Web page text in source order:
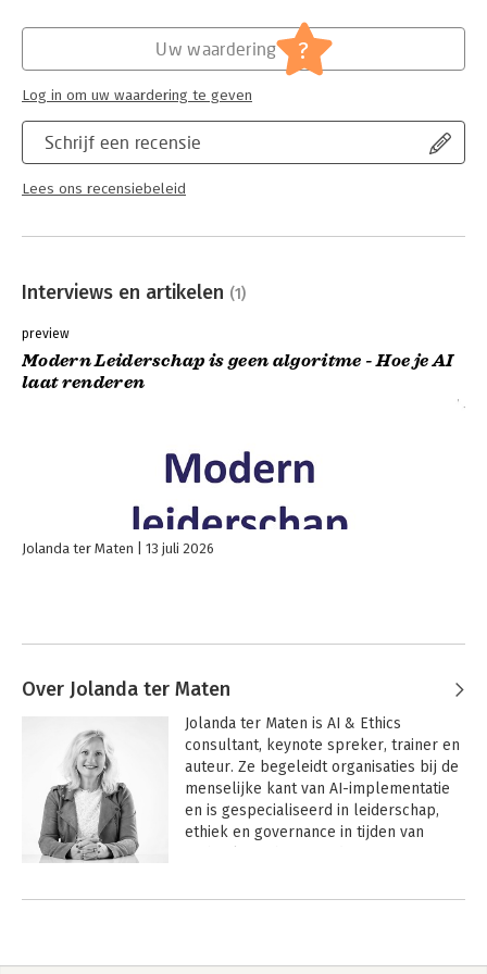
Schrijf een recensie
Lees ons recensiebeleid
Uw waardering ?
Log in om uw waardering te geven
Interviews en artikelen (1)
preview
Modern Leiderschap is geen algoritme - Hoe je AI
laat renderen
Jolanda ter Maten 13 juli 2026
Over Jolanda ter Maten
Jolanda ter Maten is AI & Ethics
consultant, keynote spreker, trainer en
auteur. Ze begeleidt organisaties bij de
menselijke kant van AI-implementatie
en is gespecialiseerd in leiderschap,
ethiek en governance in tijden van
Ze werkt met bestuurders, HR-
informatiebeveiligers binnen